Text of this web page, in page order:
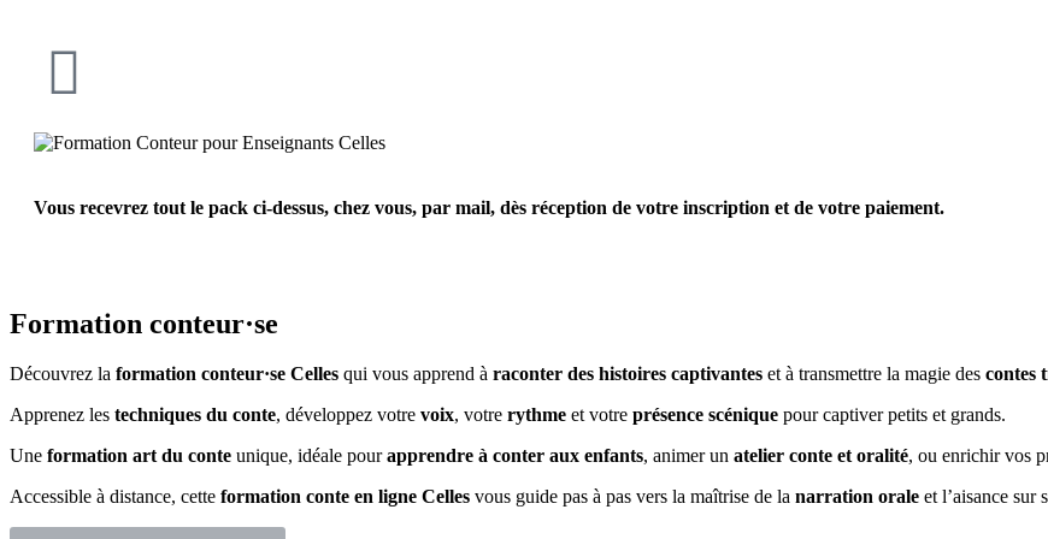
Vous recevrez tout le pack ci-dessus, chez vous, par mail, dès réception de votre inscription et de votre paiement.
Formation conteur·se
Découvrez la formation conteur·se Celles qui vous apprend à raconter des histoires captivantes et à transmettre la magie des contes
Apprenez les techniques du conte, développez votre voix, votre rythme et votre présence scénique pour captiver petits et grands.
Une formation art du conte unique, idéale pourapprendre à conter aux enfants, animer un atelier conte et oralité, ou enrichir vos
Accessible à distance, cette formation conte en ligne Celles vous guide pas à pas vers la maîtrise de la narration orale et l’aisance sur